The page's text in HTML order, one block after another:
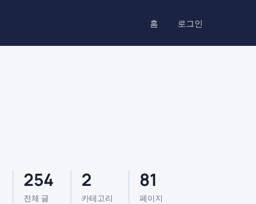
홈 로그인
254
전체 글
2
카테고리
81
페이지